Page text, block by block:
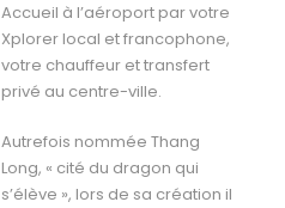
Accueil à l’aéroport par votre
Xplorer local et francophone,
votre chauffeur et transfert
privé au centre-ville.
Autrefois nommée Thang
Long, « cité du dragon qui
s’élève », lors de sa création il